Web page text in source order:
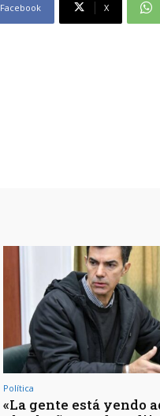
Facebook X
Política
«La gente está yendo